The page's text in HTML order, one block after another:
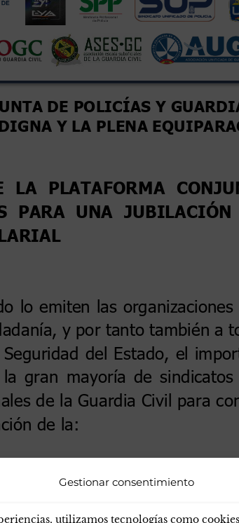
Gestionar consentimiento
utilizamos tecnologías como